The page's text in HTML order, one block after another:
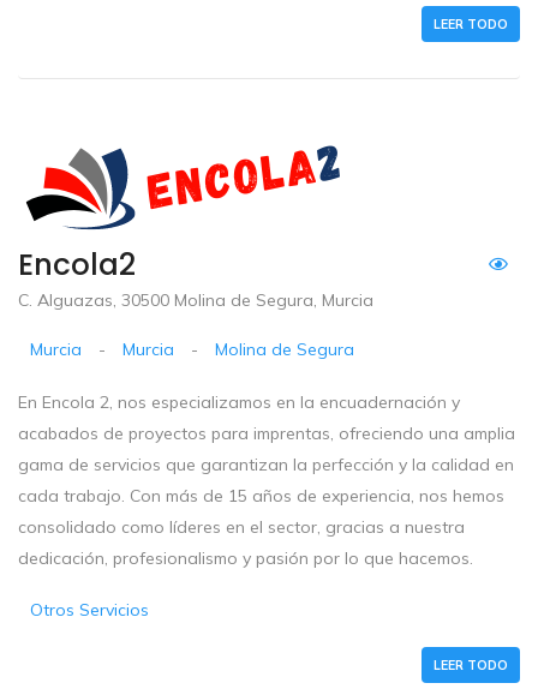
LEER TODO
Encola2
C. Alguazas, 30500 Molina de Segura, Murcia
Murcia - Murcia - Molina de Segura
En Encola 2, nos especializamos en la encuadernación y
acabados de proyectos para imprentas, ofreciendo una amplia
gama de servicios que garantizan la perfección y la calidad en
cada trabajo. Con más de 15 años de experiencia, nos hemos
consolidado como líderes en el sector, gracias a nuestra
dedicación, profesionalismo y pasión por lo que hacemos.
Otros Servicios
LEER TODO